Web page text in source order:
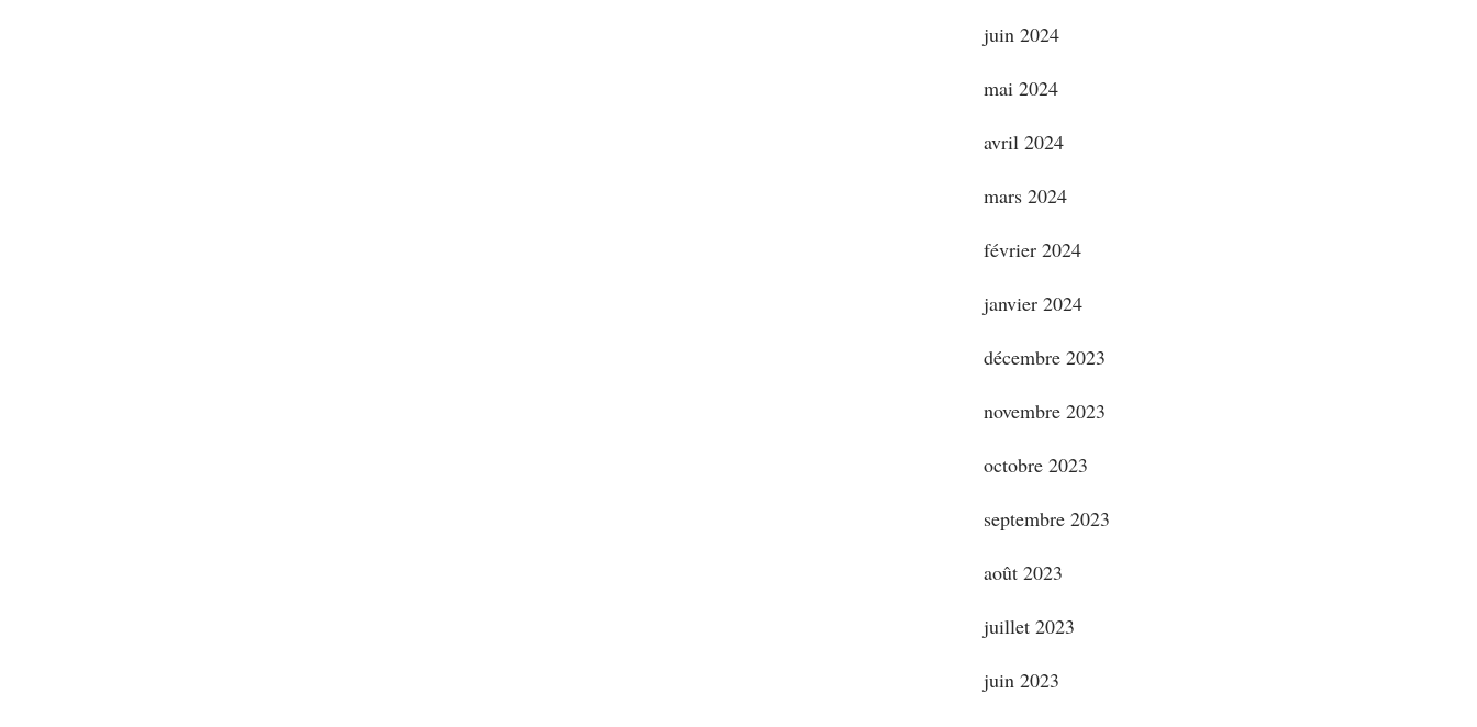
juin 2024
mai 2024
avril 2024
mars 2024
février 2024
janvier 2024
décembre 2023
novembre 2023
octobre 2023
septembre 2023
août 2023
juillet 2023
juin 2023